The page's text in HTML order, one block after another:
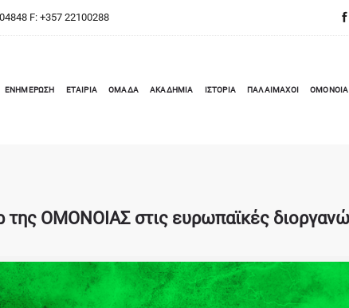
F: +357 22100288
ΕΝΗΜΕΡΩΣΗ ΕΤΑΙΡΙΑ ΟΜΑΔΑ ΑΚΑΔΗΜΙΑ ΙΣΤΟΡΙΑ ΠΑΛΑΙΜΑΧΟΙ
της ΟΜΟΝΟΙΑΣ στις ευρωπαϊκές